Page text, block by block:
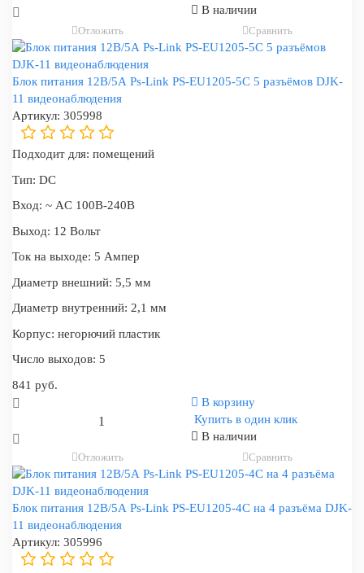
В наличии
Отложить Сравнить
Блок питания 12В/5А Ps-Link PS-EU1205-5C 5 разъёмов DJK-
11 видеонаблюдения
Артикул: 305998
Подходит для: помещений
Тип: DC
Вход: ~ AC 100В-240В
Выход: 12 Вольт
Ток на выходе: 5 Ампер
Диаметр внешний: 5,5 мм
Диаметр внутренний: 2,1 мм
Корпус: негорючий пластик
Число выходов: 5
841 руб.
В корзину
Купить в один клик
В наличии
Отложить Сравнить
Блок питания 12В/5А Ps-Link PS-EU1205-4C на 4 разъёма DJK-
11 видеонаблюдения
Артикул: 305996